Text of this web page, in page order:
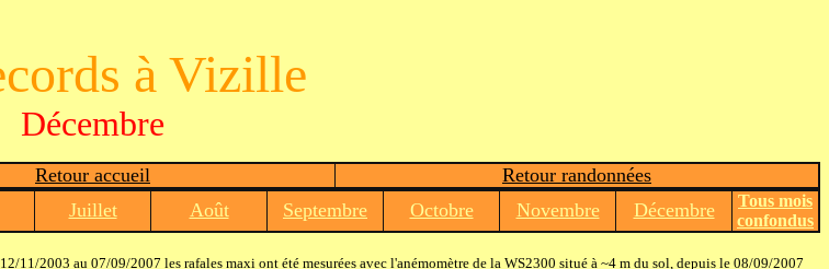
à Vizille
Décembre
Retour accueil
Retour randonnées
Juillet Août Septembre Octobre Novembre Décembre
Tous mois
confondus
11/2003 au 07/09/2007 les rafales maxi ont été mesurées avec l'anémomètre de la WS2300 situé à ~4 m du sol, depuis le 08/09/2007